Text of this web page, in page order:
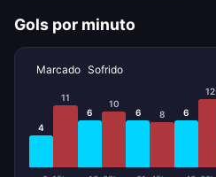
Gols por minuto
Marcado Sofrido
4
11
6
10
6 8 6
12